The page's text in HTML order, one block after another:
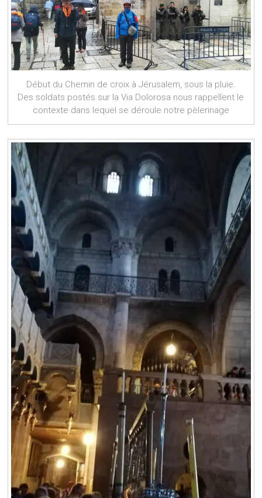
Début du Chemin de croix à Jérusalem, sous la pluie.
Des soldats postés sur la Via Dolorosa nous rappellent le
contexte dans lequel se déroule notre pèlerinage